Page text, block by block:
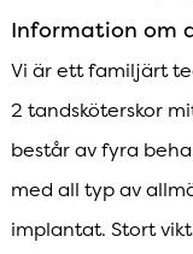
Information om
Vi är ett familjärt
2 tandsköterskor
består av fyra
med all typ av
implantat. Stort